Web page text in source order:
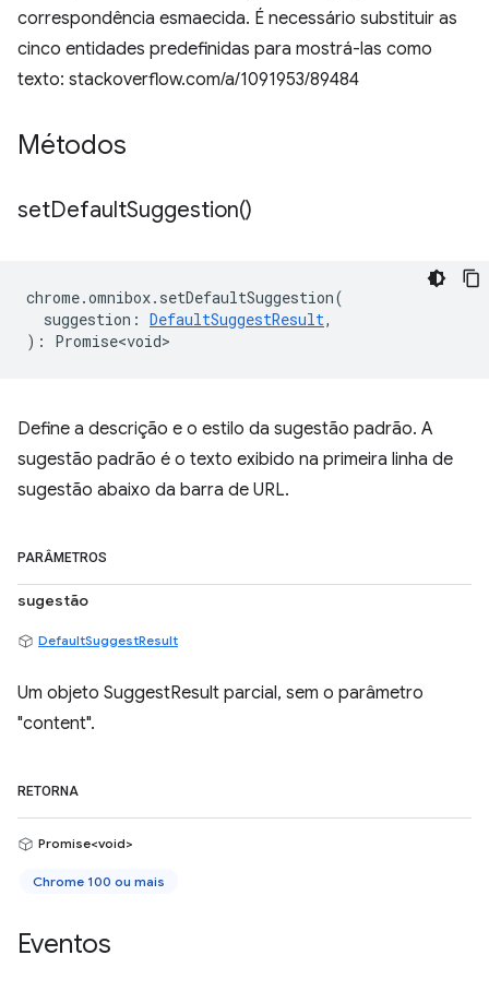
correspondência esmaecida. É necessário substituir as
cinco entidades predefinidas para mostrá-las como
texto: stackoverflow.com/a/1091953/89484
Métodos
setDefaultSuggestion()
chrome.omnibox. setDefaultSuggestion(
suggestion : DefaultSuggestResult,
) : Promise<void>
Define a descrição e o estilo da sugestão padrão. A
sugestão padrão é o texto exibido na primeira linha de
sugestão abaixo da barra de URL.
PARÂMETROS
sugestão
DefaultSuggestResult
Um objeto SuggestResult parcial, sem o parâmetro
"content".
RETORNA
Promise<void>
Chrome 100 ou mais
Eventos